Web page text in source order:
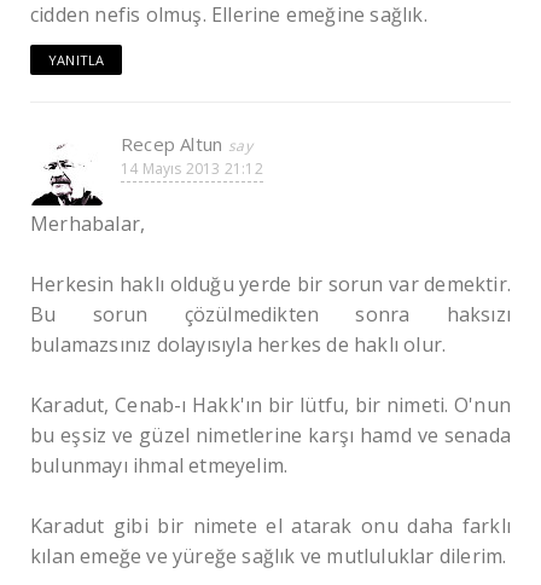
cidden nefis olmuş. Ellerine emeğine sağlık.
YANITLA
Recep Altun
14 Mayıs 2013 21:12
Merhabalar,
Herkesin haklı olduğu yerde bir sorun var demektir.
Bu sorun çözülmedikten sonra haksızı
bulamazsınız dolayısıyla herkes de haklı olur.
Karadut, Cenab-ı Hakk'ın bir lütfu, bir nimeti. O'nun
bu eşsiz ve güzel nimetlerine karşı hamd ve senada
bulunmayı ihmal etmeyelim.
Karadut gibi bir nimete el atarak onu daha farklı
kılan emeğe ve yüreğe sağlık ve mutluluklar dilerim.